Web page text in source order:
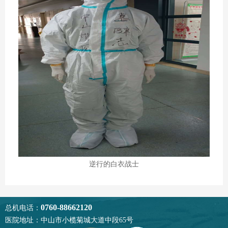
逆行的白衣战士
总机电话： 0760-88662120
医院地址：中山市小榄菊城大道中段65号